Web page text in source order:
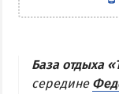
Жилье на
АРАБАТСКАЯ
База отдыха
середине